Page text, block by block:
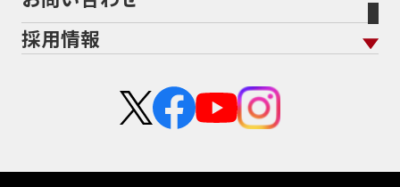
ARMORED CORE2
Address125
BALIUSⅡBANDIT
BANDIT 1250FBANDIT 1250S
BANDIT1250FBANDIT1250SBBQ
ホンダ
スズキ
ハーレーダビッドソン
ドゥカティ
アプリリア
KTM
モトグッツイ
MVアグスタ
他海外ﾒｰｶｰ
栃木
兵庫
二輪公正取引協議会加盟店
採用情報
中途採用・アルバイト